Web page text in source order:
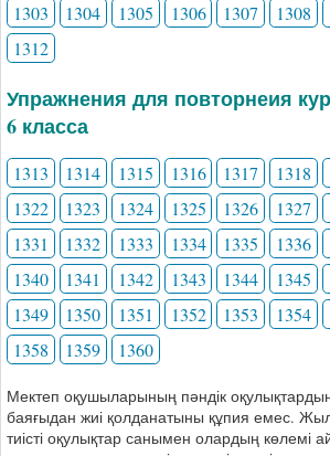
1303
1304 1305 1306 1307 1308
1312
Упражнения для повторнеия
6 класса
1313 1314 1315 1316 1317 1318
1322
1323 1324 1325 1326 1327
1331
1332 1333 1334 1335 1336
1340
1341 1342 1343 1344 1345
1349
1350 1351 1352 1353 1354
1358
1359 1360
Мектеп оқушыларының пәндік
баяғыдан жиі қолданатыны құпия емес.
тиісті оқулықтар санымен олардың көлемі